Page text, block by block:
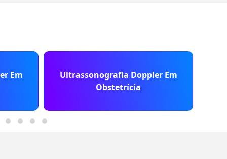
Em
Ultrassonografia Doppler Em
Obstetrícia